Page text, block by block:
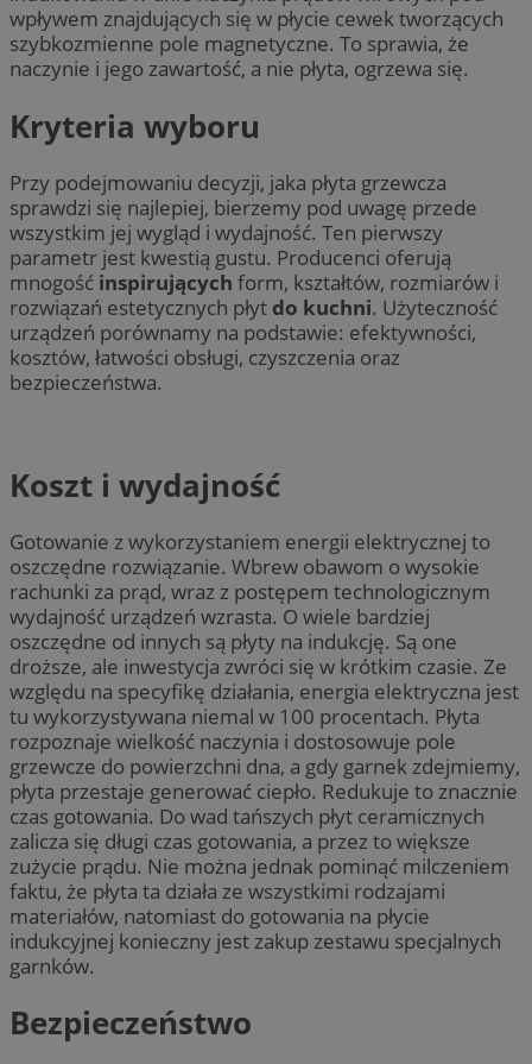
wpływem znajdujących się w płycie cewek tworzących
szybkozmienne pole magnetyczne. To sprawia, że
naczynie i jego zawartość, a nie płyta, ogrzewa się.
Kryteria wyboru
Przy podejmowaniu decyzji, jaka płyta grzewcza
sprawdzi się najlepiej, bierzemy pod uwagę przede
wszystkim jej wygląd i wydajność. Ten pierwszy
parametr jest kwestią gustu. Producenci oferują
mnogość inspirujących form, kształtów, rozmiarów i
rozwiązań estetycznych płyt do kuchni. Użyteczność
urządzeń porównamy na podstawie: efektywności,
kosztów, łatwości obsługi, czyszczenia oraz
bezpieczeństwa.
Koszt i wydajność
Gotowanie z wykorzystaniem energii elektrycznej to
oszczędne rozwiązanie. Wbrew obawom o wysokie
rachunki za prąd, wraz z postępem technologicznym
wydajność urządzeń wzrasta. O wiele bardziej
oszczędne od innych są płyty na indukcję. Są one
droższe, ale inwestycja zwróci się w krótkim czasie. Ze
względu na specyfikę działania, energia elektryczna jest
tu wykorzystywana niemal w 100 procentach. Płyta
rozpoznaje wielkość naczynia i dostosowuje pole
grzewcze do powierzchni dna, a gdy garnek zdejmiemy,
płyta przestaje generować ciepło. Redukuje to znacznie
czas gotowania. Do wad tańszych płyt ceramicznych
zalicza się długi czas gotowania, a przez to większe
zużycie prądu. Nie można jednak pominąć milczeniem
faktu, że płyta ta działa ze wszystkimi rodzajami
materiałów, natomiast do gotowania na płycie
indukcyjnej konieczny jest zakup zestawu specjalnych
garnków.
Bezpieczeństwo